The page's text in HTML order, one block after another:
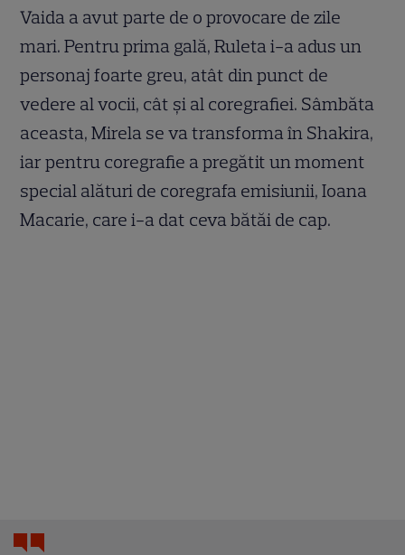
Vaida a avut parte de o provocare de zile
mari. Pentru prima gală, Ruleta i-a adus un
personaj foarte greu, atât din punct de
vedere al vocii, cât şi al coregrafiei. Sâmbăta
aceasta, Mirela se va transforma în Shakira,
iar pentru coregrafie a pregătit un moment
special alături de coregrafa emisiunii, Ioana
Macarie, care i-a dat ceva bătăi de cap.